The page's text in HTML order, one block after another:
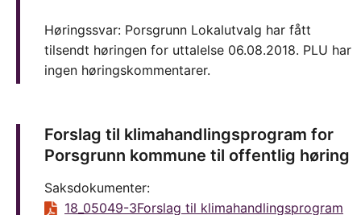
Høringssvar: Porsgrunn Lokalutvalg har fått
tilsendt høringen for uttalelse 06.08.2018. PLU har
ingen høringskommentarer.
Forslag til klimahandlingsprogram for
Porsgrunn kommune til offentlig høring
Saksdokumenter:
18_05049-3Forslag til klimahandlingsprogram